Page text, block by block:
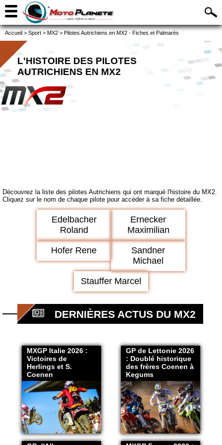
Accueil > Sport > MX2 > Pilotes Autrichiens en MX2 - Fiches et Palmarès
L'HISTOIRE DES PILOTES
AUTRICHIENS EN MX2
Découvrez la liste des pilotes Autrichiens qui ont marqué l'histoire du MX2.
Cliquez sur le nom de chaque pilote pour accéder à sa fiche détaillée.
Edelbacher
Roland
Ernecker
Maximilian
Hofer Rene
Sandner
Michael
Stauffer Marcel
DERNIÈRES ACTUS DU MX2
MXGP Italie 2026 :
Victoires de
Herlings et S.
Coenen
GP de Lettonie 2026
: Doublé historique
des frères Coenen à
Kegums